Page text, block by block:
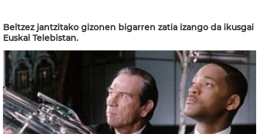
Beltzez jantzitako gizonen bigarren zatia izango da ikusgai
Euskal Telebistan.